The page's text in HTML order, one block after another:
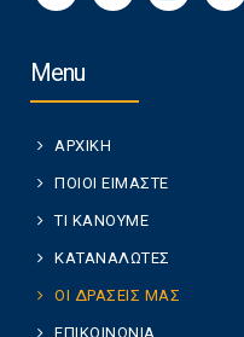
Menu
ΑΡΧΙΚΗ
ΠΟΙΟΙ ΕΙΜΑΣΤΕ
ΤΙ ΚΑΝΟΥΜΕ
ΚΑΤΑΝΑΛΩΤΕΣ
ΟΙ ΔΡΑΣΕΙΣ ΜΑΣ
ΕΠΙΚΟΙΝΩΝΙΑ